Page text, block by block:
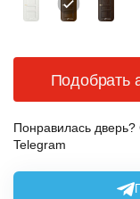
Подобрать
Понравилась дверь?
Telegram